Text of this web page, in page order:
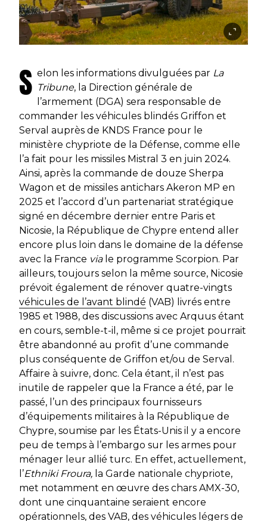
S elon les informations divulguées par La
Tribune, la Direction générale de
l’armement (DGA) sera responsable de
commander les véhicules blindés Griffon et
Serval auprès de KNDS France pour le
ministère chypriote de la Défense, comme elle
l’a fait pour les missiles Mistral 3 en juin 2024.
Ainsi, après la commande de douze Sherpa
Wagon et de missiles antichars Akeron MP en
2025 et l’accord d’un partenariat stratégique
signé en décembre dernier entre Paris et
Nicosie, la République de Chypre entend aller
encore plus loin dans le domaine de la défense
avec la France viale programme Scorpion. Par
ailleurs, toujours selon la même source, Nicosie
prévoit également de rénover quatre-vingts
véhicules de l’avant blindé (VAB) livrés entre
1985 et 1988, des discussions avec Arquus étant
en cours, semble-t-il, même si ce projet pourrait
être abandonné au profit d’une commande
plus conséquente de Griffon et/ou de Serval.
Affaire à suivre, donc. Cela étant, il n’est pas
inutile de rappeler que la France a été, par le
passé, l’un des principaux fournisseurs
d’équipements militaires à la République de
Chypre, soumise par les États-Unis il y a encore
peu de temps à l’embargo sur les armes pour
ménager leur allié turc. En effet, actuellement,
l’Ethniki Froura, la Garde nationale chypriote,
met notamment en œuvre des chars AMX-30,
dont une cinquantaine seraient encore
opérationnels, des VAB, des véhicules légers de